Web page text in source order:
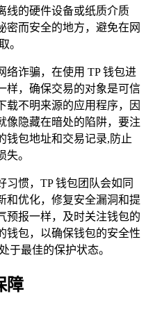
线的硬件设备或纸质介质
密而安全的地方，避免在网
。
络诈骗，在使用 TP 钱包进
样，确保交易的对象是可信
载不明来源的应用程序，因
像隐藏在暗处的陷阱，要注
钱包地址和交易记录,防止
。
惯，TP 钱包团队会如同
和优化，修复安全漏洞和提
预报一样，及时关注钱包的
钱包，以确保钱包的安全性
于最佳的保护状态。
障